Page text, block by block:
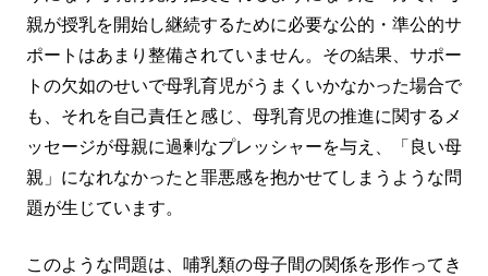
親が授乳を開始し継続するために必要な公的・準公的サ
ポートはあまり整備されていません。その結果、サポー
トの欠如のせいで母乳育児がうまくいかなかった場合で
も、それを自己責任と感じ、母乳育児の推進に関するメ
ッセージが母親に過剰なプレッシャーを与え、「良い母
親」になれなかったと罪悪感を抱かせてしまうような問
題が生じています。
このような問題は、哺乳類の母子間の関係を形作ってき